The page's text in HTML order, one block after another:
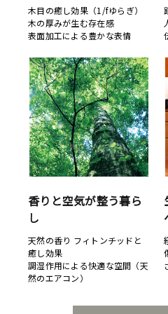
木目の癒し効果（1/fゆらぎ）
木の厚みが生む存在感
表面加工による豊かな表情
香りと空気が整う暮ら
し
天然の香り フィトンチッドと
癒し効果
調湿作用による快適な空間（天
然のエアコン）